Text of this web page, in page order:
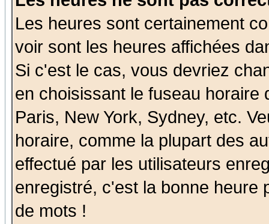
Les heures sont certainement
voir sont les heures affichées
Si c'est le cas, vous devriez
en choisissant le fuseau
Paris, New York, Sydney, etc.
horaire, comme la plupart des
effectué par les utilisateurs
enregistré, c'est la bonne heure
de mots !